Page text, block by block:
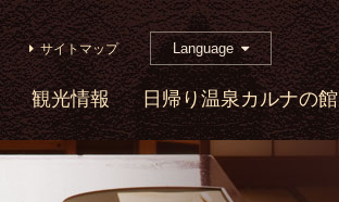
サイトマップ Language
観光情報 日帰り温泉カルナの館